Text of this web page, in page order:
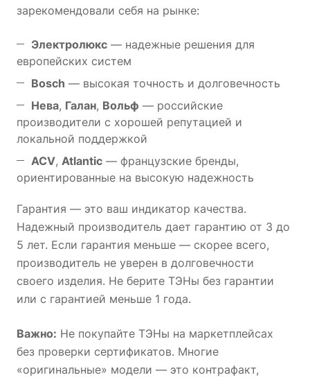
зарекомендовали себя на рынке:
Электролюкс — надежные решения для
европейских систем
Bosch — высокая точность и долговечность
Нева, Галан, Вольф — российские
производители с хорошей репутацией и
локальной поддержкой
ACV, Atlantic — французские бренды,
ориентированные на высокую надежность
Гарантия — это ваш индикатор качества.
Надежный производитель дает гарантию от 3 до
5 лет. Если гарантия меньше — скорее всего,
производитель не уверен в долговечности
своего изделия. Не берите ТЭНы без гарантии
или с гарантией меньше 1 года.
Важно: Не покупайте ТЭНы на маркетплейсах
без проверки сертификатов. Многие
«оригинальные» модели — это контрафакт,